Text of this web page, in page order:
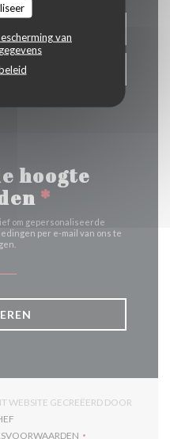
van
hoogte
*
om gepersonaliseerde
per e-mail van ons te
WEBSITE GECREËERD DOOR